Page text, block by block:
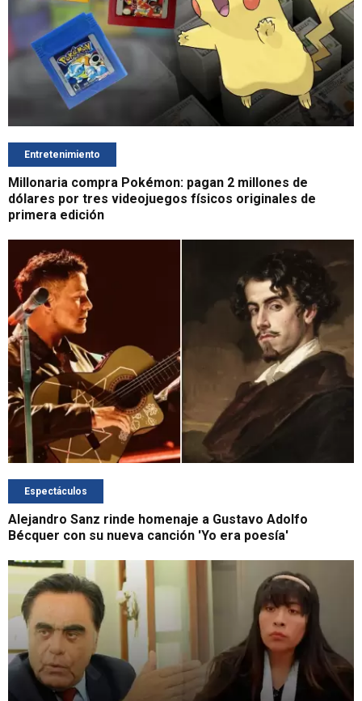
Entretenimiento
Millonaria compra Pokémon: pagan 2 millones de
dólares por tres videojuegos físicos originales de
primera edición
Espectáculos
Alejandro Sanz rinde homenaje a Gustavo Adolfo
Bécquer con su nueva canción 'Yo era poesía'